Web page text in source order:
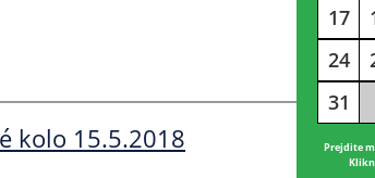
kolo 15.5.2018
17
24
31
Prejdite